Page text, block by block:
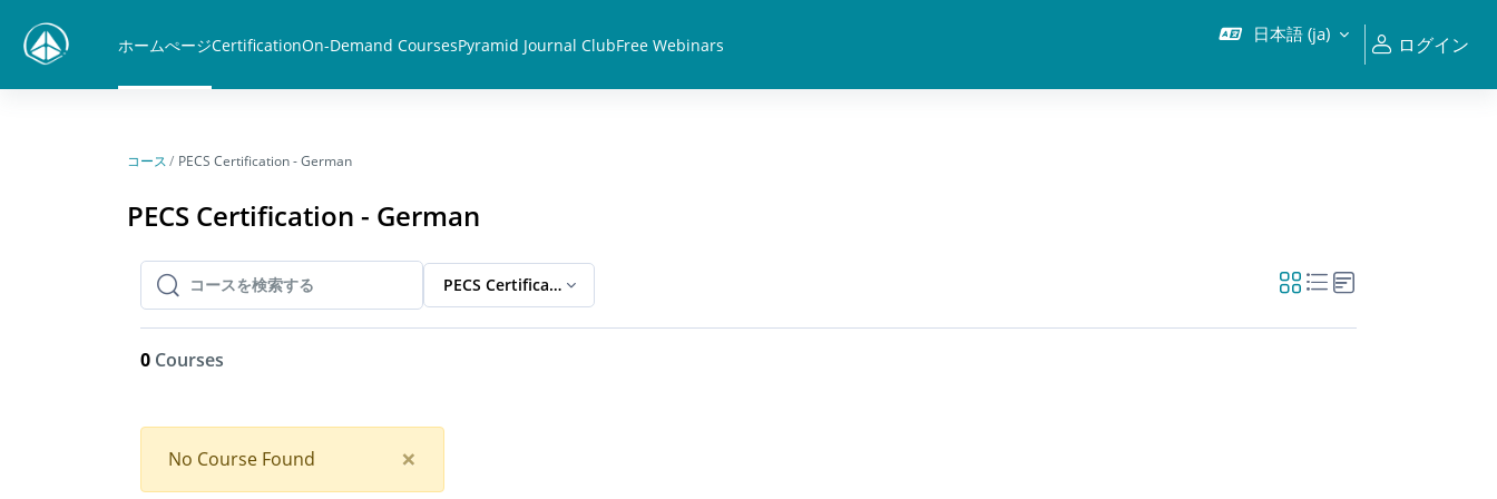
ホームぺージCertificationOn-Demand CoursesPyramid Journal ClubFree Webinars 日本語 ‎(ja)‎ ログイン
コース PECS Certification - German
PECS Certification - German
コースを検索する
コースを検索する PECS Certification - German
0 Courses
×
No Course Found